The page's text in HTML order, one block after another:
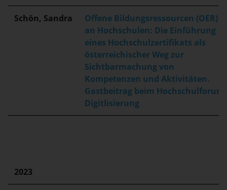
Schön, Sandra
Offene Bildungsressourcen (OER)
an Hochschulen: Die Einführung
eines Hochschulzertifikats als
österreichischer Weg zur
Sichtbarmachung von
Kompetenzen und Aktivitäten.
Gastbeitrag beim Hochschulforum
Digitlisierung
2023